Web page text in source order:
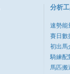
分析
速勢能
賽日數
初出馬
騎練配
馬匹搬